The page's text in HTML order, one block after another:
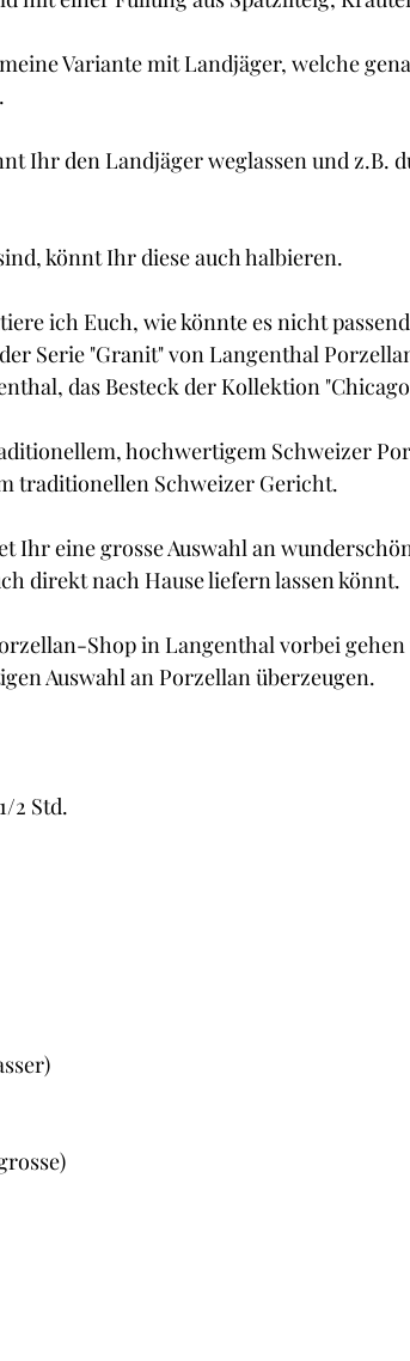
Variante mit Landjäger, welche
Ihr den Landjäger weglassen und z.B.
könnt Ihr diese auch halbieren.
ich Euch, wie könnte es nicht
Serie "Granit" von Langenthal
das Besteck der Kollektion
hochwertigem Schweizer
traditionellen Schweizer Gericht.
Ihr eine grosse Auswahl an
direkt nach Hause liefern lassen könnt.
Shop in Langenthal vorbei
Auswahl an Porzellan überzeugen.
2 Std.